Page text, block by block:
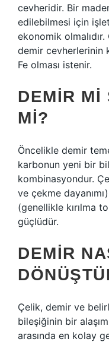
cevheridir. Bir
edilebilmesi için
ekonomik
demir cevherlerinin
Fe olması istenir.
DEMIR MI
MI?
Öncelikle demir
karbonun yeni bir
kombinasyondur.
ve çekme
(genellikle kırılma
güçlüdür.
DEMIR
Çelik, demir ve
bileşiğinin bir
arasında en kolay